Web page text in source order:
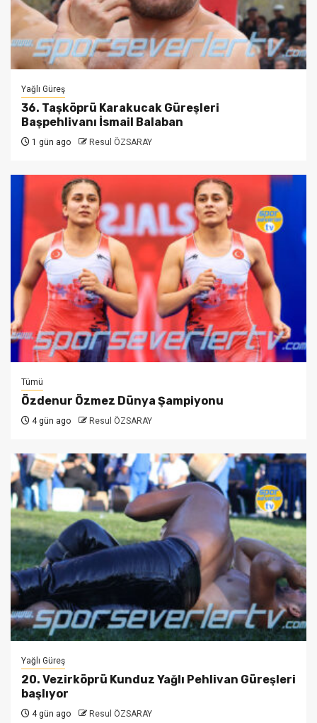
Yağlı Güreş
36. Taşköprü Karakucak Güreşleri
Başpehlivanı İsmail Balaban
1 gün ago Resul ÖZSARAY
Tümü
Özdenur Özmez Dünya Şampiyonu
4 gün ago Resul ÖZSARAY
Yağlı Güreş
20. Vezirköprü Kunduz Yağlı Pehlivan Güreşleri
başlıyor
4 gün ago Resul ÖZSARAY